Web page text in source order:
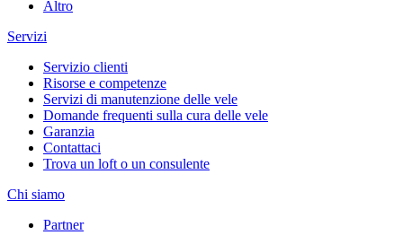
Altro
Servizi
Servizio clienti
Risorse e competenze
Servizi di manutenzione delle vele
Domande frequenti sulla cura delle vele
Garanzia
Contattaci
Trova un loft o un consulente
Chi siamo
Partner